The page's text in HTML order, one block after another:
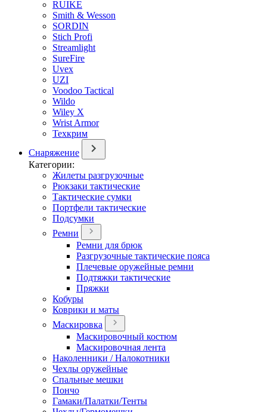
RUIKE
Smith & Wesson
SORDIN
Stich Profi
Streamlight
SureFire
Uvex
UZI
Voodoo Tactical
Wildo
Wiley X
Wrist Armor
Техкрим
Снаряжение
Категории:
Жилеты разгрузочные
Рюкзаки тактические
Тактические сумки
Портфели тактические
Подсумки
Ремни
Ремни для брюк
Разгрузочные тактические пояса
Плечевые оружейные ремни
Подтяжки тактические
Пряжки
Кобуры
Коврики и маты
Маскировка
Маскировочный костюм
Маскировочная лента
Наколенники / Налокотники
Чехлы оружейные
Спальные мешки
Пончо
Гамаки/Палатки/Тенты